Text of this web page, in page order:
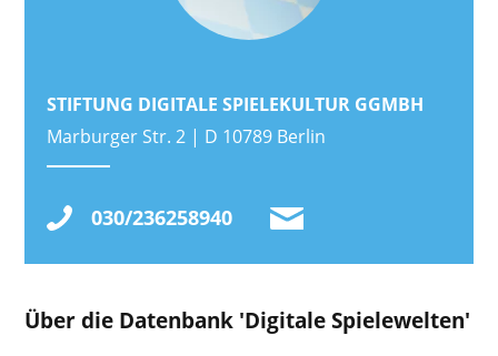
STIFTUNG DIGITALE SPIELEKULTUR GGMBH
Marburger Str. 2 | D 10789 Berlin
030/236258940
Über die Datenbank 'Digitale Spielewelten'